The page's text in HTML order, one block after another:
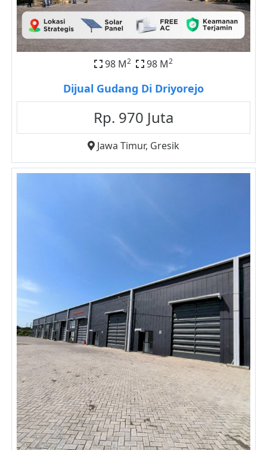
98 M2 98 M2
Dijual Gudang Di Driyorejo
Rp. 970 Juta
Jawa Timur, Gresik